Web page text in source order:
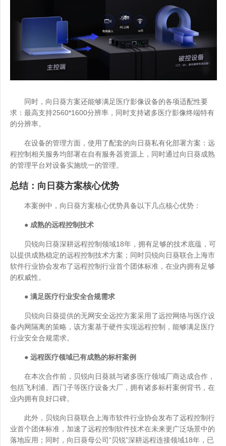
同时，向日葵方案还能够满足医疗影像设备的各项适配性要
求：最高支持2560*1600分辨率，同时支持诸多医疗影像终端特有
的分辨率。
在设备的管理方面，使用了配套的向日葵私有化部署方案：远
程控制相关服务均部署在自有服务器资源上，同时通过向日葵成熟
的管理平台对设备实施统一的管理。
总结：向日葵方案核心优势
本案例中，向日葵方案核心优势具备以下几点核心优势：
● 成熟的远程控制技术
贝锐向日葵深耕远程控制领域18年，拥有足够的技术底蕴，可
以提供成熟稳定的远程控制技术方案；同时贝锐向日葵联合上海市
软件行业协会发布了远程控制行业首个团体标准，在业内拥有足够
的权威性。
● 满足医疗行业安全合规需求
贝锐向日葵提供的无网安全远控方案采用了远控网络与医疗设
备内网隔离的策略，该方案基于硬件实现远程控制，能够满足医疗
行业安全合规需求。
● 远程医疗领域已有成熟的标杆案例
在本次合作前，贝锐向日葵就与诸多医疗领域厂商达成合作，
包括飞利浦、西门子等医疗设备大厂，拥有诸多标杆案例背书，在
业内拥有良好口碑。
此外，贝锐向日葵联合上海市软件行业协会发布了远程控制行
业首个团体标准，加速了远程控制软件技术在未来更广泛场景中的
落地应用；同时，向日葵母公司“贝锐”深耕远程连接领域18年，已